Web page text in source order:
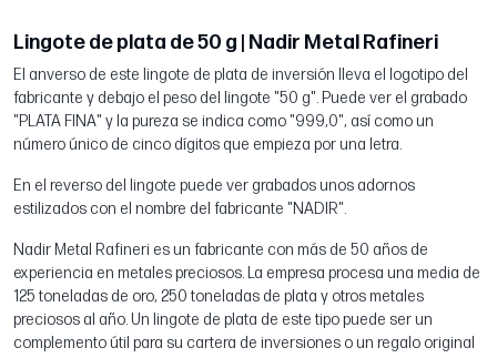
Lingote de plata de 50 g | Nadir Metal Rafineri
El anverso de este lingote de plata de inversión lleva el logotipo del
fabricante y debajo el peso del lingote "50 g". Puede ver el grabado
"PLATA FINA" y la pureza se indica como "999,0", así como un
número único de cinco dígitos que empieza por una letra.
En el reverso del lingote puede ver grabados unos adornos
estilizados con el nombre del fabricante "NADIR".
Nadir Metal Rafineri es un fabricante con más de 50 años de
experiencia en metales preciosos. La empresa procesa una media de
125 toneladas de oro, 250 toneladas de plata y otros metales
preciosos al año. Un lingote de plata de este tipo puede ser un
complemento útil para su cartera de inversiones o un regalo original